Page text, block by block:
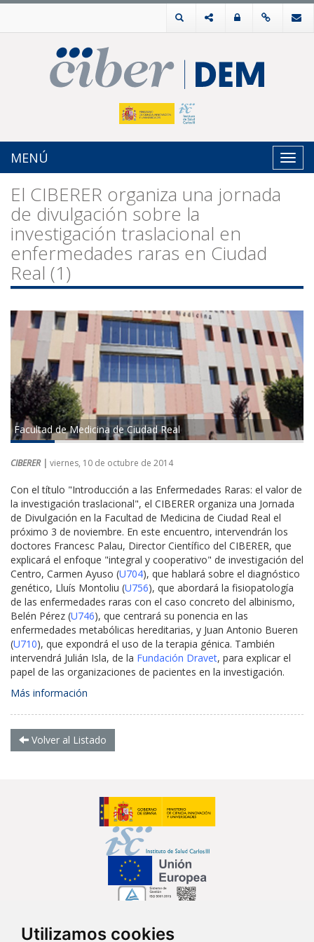
Utilizamos cookies
MENÚ
El CIBERER organiza una jornada
de divulgación sobre la
investigación traslacional en
enfermedades raras en Ciudad
Real (1)
Facultad de Medicina de Ciudad Real
CIBERER | viernes, 10 de octubre de 2014
Con el título "Introducción a las Enfermedades Raras: el valor de
la investigación traslacional", el CIBERER organiza una Jornada
de Divulgación en la Facultad de Medicina de Ciudad Real el
próximo 3 de noviembre. En este encuentro, intervendrán los
doctores Francesc Palau, Director Científico del CIBERER, que
explicará el enfoque "integral y cooperativo" de investigación del
Centro, Carmen Ayuso (U704), que hablará sobre el diagnóstico
genético, Lluís Montoliu (U756), que abordará la fisiopatología
de las enfermedades raras con el caso concreto del albinismo,
Belén Pérez (U746), que centrará su ponencia en las
enfermedades metabólicas hereditarias, y Juan Antonio Bueren
(U710), que expondrá el uso de la terapia génica. También
intervendrá Julián Isla, de la Fundación Dravet, para explicar el
papel de las organizaciones de pacientes en la investigación.
Más información
Volver al Listado
Síguenos en...